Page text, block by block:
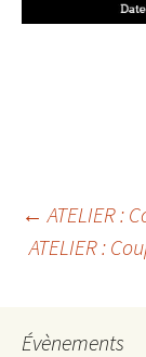
des
← ATELIER :
ATELIER :
Évènements